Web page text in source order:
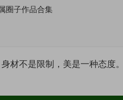
圈子作品合集
身材不是限制，美是一种态度